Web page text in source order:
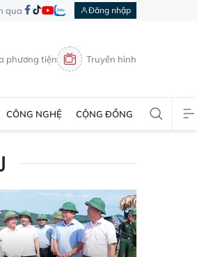
qua Đăng nhập
phương tiện Truyền hình
CÔNG NGHỆ CỘNG ĐỒNG